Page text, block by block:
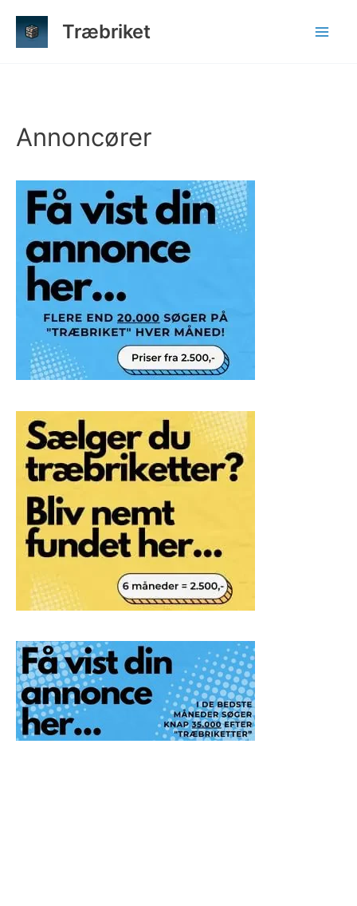
Træbriket
Annoncører